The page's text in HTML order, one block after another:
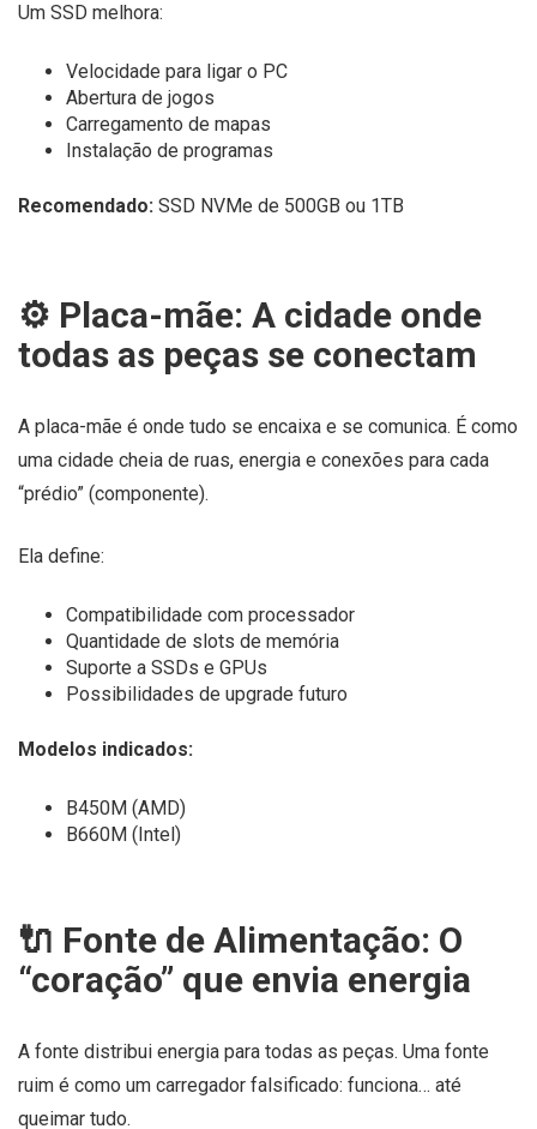
Um SSD melhora:
Velocidade para ligar o PC
Abertura de jogos
Carregamento de mapas
Instalação de programas
Recomendado: SSD NVMe de 500GB ou 1TB
⚙️ Placa-mãe: A cidade onde
todas as peças se conectam
A placa-mãe é onde tudo se encaixa e se comunica. É como
uma cidade cheia de ruas, energia e conexões para cada
“prédio” (componente).
Ela define:
Compatibilidade com processador
Quantidade de slots de memória
Suporte a SSDs e GPUs
Possibilidades de upgrade futuro
Modelos indicados:
B450M (AMD)
B660M (Intel)
🔌 Fonte de Alimentação: O
“coração” que envia energia
A fonte distribui energia para todas as peças. Uma fonte
ruim é como um carregador falsificado: funciona… até
queimar tudo.